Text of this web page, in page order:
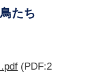
たち
(PDF:2